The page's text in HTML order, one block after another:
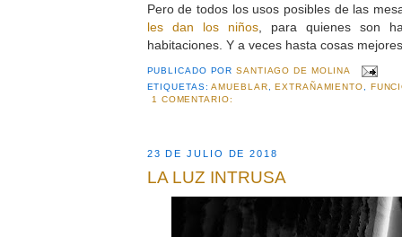
Pero de todos los usos posibles de las
les dan los niños, para quienes son
habitaciones. Y a veces hasta cosas
PUBLICADO PORSANTIAGO DE MOLINA
ETIQUETAS:AMUEBLAR,EXTRAÑAMIENTO,
1 COMENTARIO:
23 DE JULIO DE 2018
LA LUZ INTRUSA